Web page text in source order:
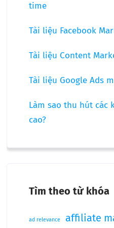
time
Tài liệu Facebook
Tài liệu Content
Tài liệu Google Ads
Làm sao thu hút các
cao?
Tìm theo từ khóa
ad relevance affiliate